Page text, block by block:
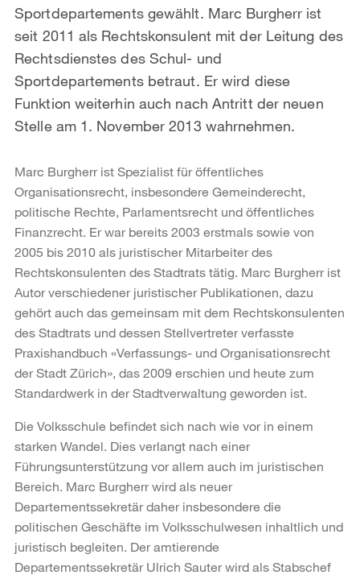
Sportdepartements gewählt. Marc Burgherr ist
seit 2011 als Rechtskonsulent mit der Leitung des
Rechtsdienstes des Schul- und
Sportdepartements betraut. Er wird diese
Funktion weiterhin auch nach Antritt der neuen
Stelle am 1. November 2013 wahrnehmen.
Marc Burgherr ist Spezialist für öffentliches
Organisationsrecht, insbesondere Gemeinderecht,
politische Rechte, Parlamentsrecht und öffentliches
Finanzrecht. Er war bereits 2003 erstmals sowie von
2005 bis 2010 als juristischer Mitarbeiter des
Rechtskonsulenten des Stadtrats tätig. Marc Burgherr ist
Autor verschiedener juristischer Publikationen, dazu
gehört auch das gemeinsam mit dem Rechtskonsulenten
des Stadtrats und dessen Stellvertreter verfasste
Praxishandbuch «Verfassungs- und Organisationsrecht
der Stadt Zürich», das 2009 erschien und heute zum
Standardwerk in der Stadtverwaltung geworden ist.
Die Volksschule befindet sich nach wie vor in einem
starken Wandel. Dies verlangt nach einer
Führungsunterstützung vor allem auch im juristischen
Bereich. Marc Burgherr wird als neuer
Departementssekretär daher insbesondere die
politischen Geschäfte im Volksschulwesen inhaltlich und
juristisch begleiten. Der amtierende
Departementssekretär Ulrich Sauter wird als Stabschef